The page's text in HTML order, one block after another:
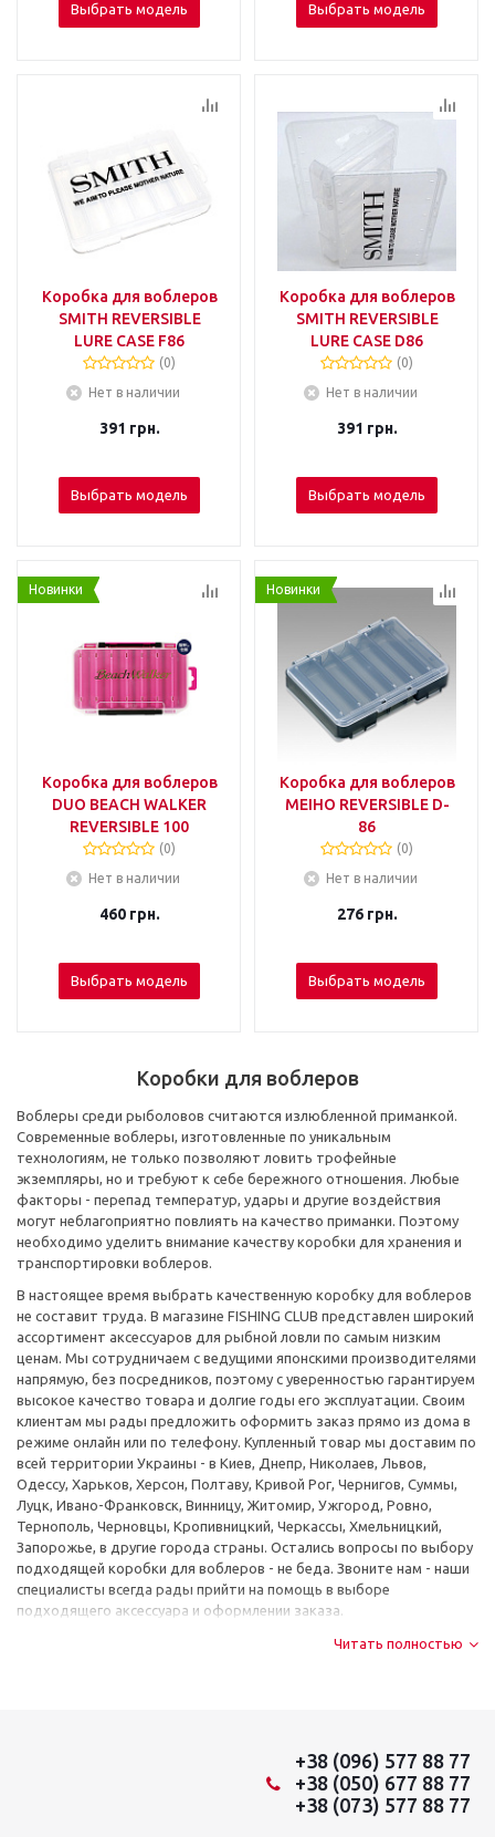
Выбрать модель Выбрать модель
Коробка для воблеров
SMITH REVERSIBLE
LURE CASE F86
(0)
Нет в наличии
391 грн.
Выбрать модель
Коробка для воблеров
SMITH REVERSIBLE
LURE CASE D86
(0)
Нет в наличии
391 грн.
Выбрать модель
Новинки
Коробка для воблеров
DUO BEACH WALKER
REVERSIBLE 100
(0)
Нет в наличии
460грн.
Выбрать модель
Новинки
Коробка для воблеров
MEIHO REVERSIBLE D-
86
(0)
Нет в наличии
276грн.
Выбрать модель
Коробки для воблеров
Воблеры среди рыболовов считаются излюбленной приманкой.
Современные воблеры, изготовленные по уникальным
технологиям, не только позволяют ловить трофейные
экземпляры, но и требуют к себе бережного отношения. Любые
факторы - перепад температур, удары и другие воздействия
могут неблагоприятно повлиять на качество приманки. Поэтому
необходимо уделить внимание качеству коробки для хранения и
транспортировки воблеров.
В настоящее время выбрать качественную коробку для воблеров
не составит труда. В магазине FISHING CLUB представлен широкий
ассортимент аксессуаров для рыбной ловли по самым низким
ценам. Мы сотрудничаем с ведущими японскими производителями
напрямую, без посредников, поэтому с уверенностью гарантируем
высокое качество товара и долгие годы его эксплуатации. Своим
клиентам мы рады предложить оформить заказ прямо из дома в
режиме онлайн или по телефону. Купленный товар мы доставим по
всей территории Украины - в Киев, Днепр, Николаев, Львов,
Одессу, Харьков, Херсон, Полтаву, Кривой Рог, Чернигов, Суммы,
Луцк, Ивано-Франковск, Винницу, Житомир, Ужгород, Ровно,
Тернополь, Черновцы, Кропивницкий, Черкассы, Хмельницкий,
Запорожье, в другие города страны. Остались вопросы по выбору
подходящей коробки для воблеров - не беда. Звоните нам - наши
специалисты всегда рады прийти на помощь в выборе
подходящего аксессуара и оформлении заказа.
Читать полностью
+38 (096) 577 88 77
+38 (050) 677 88 77
+38 (073) 577 88 77